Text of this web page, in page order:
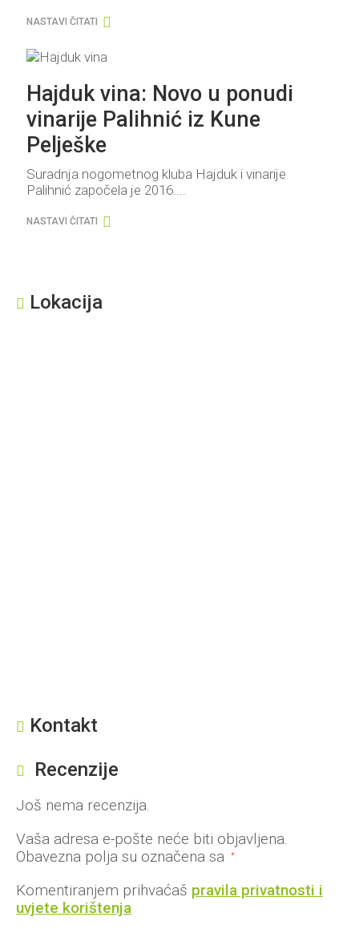
NASTAVI ČITATI
Hajduk vina: Novo u ponudi
vinarije Palihnić iz Kune
Pelješke
Suradnja nogometnog kluba Hajduk i vinarije
Palihnić započela je 2016....
NASTAVI ČITATI
Lokacija
Kontakt
Recenzije
Još nema recenzija.
Vaša adresa e-pošte neće biti objavljena.
Obavezna polja su označena sa
*
Komentiranjem prihvaćaš pravila privatnosti i
uvjete korištenja